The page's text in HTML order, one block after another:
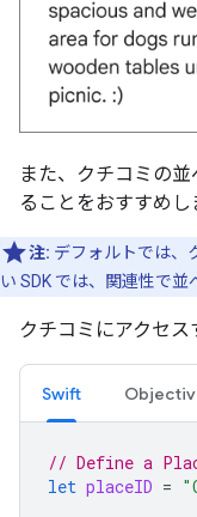
また、クチコミの
ることをおすすめし
注: デフォルトでは、
い SDK では、関連性で並
クチコミにアクセス
Swift
// Define a
let placeID =